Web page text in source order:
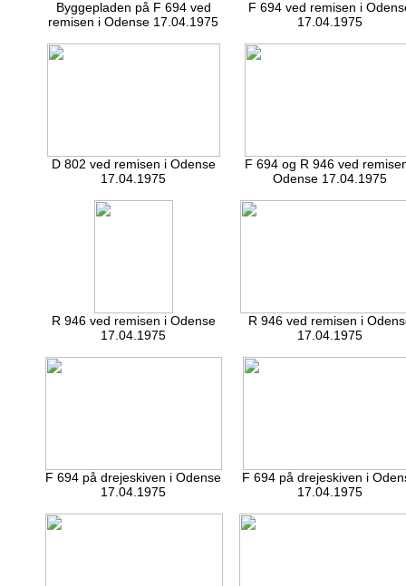
Byggepladen på F 694 ved
remisen i Odense 17.04.1975
F 694 ved remisen i
17.04.1975
D 802 ved remisen i Odense
17.04.1975
F 694 og R 946 ved
Odense 17.04.1975
R 946 ved remisen i Odense
17.04.1975
R 946 ved remisen i
17.04.1975
F 694 på drejeskiven i Odense
17.04.1975
F 694 på drejeskiven i
17.04.1975